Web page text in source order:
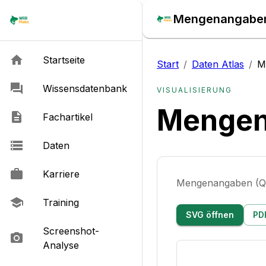
Startseite
Wissensdatenbank
Fachartikel
Daten
Karriere
Training
Screenshot-
Analyse
Start / Daten Atlas /
VISUALISIERUNG
Mengenangaben
SVG öffnen